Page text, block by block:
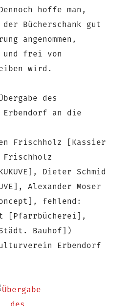
hoffe man,
Bücherschank gut
angenommen,
und frei von
wird.
des
Erbendorf an die
Frischholz [Kassier
Frischholz
Dieter Schmid
Alexander Moser
fehlend:
[Pfarrbücherei],
Bauhof])
Erbendorf